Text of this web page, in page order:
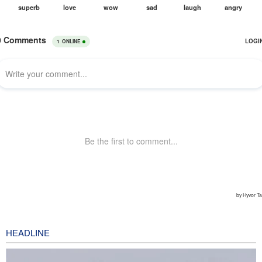
HEADLINE